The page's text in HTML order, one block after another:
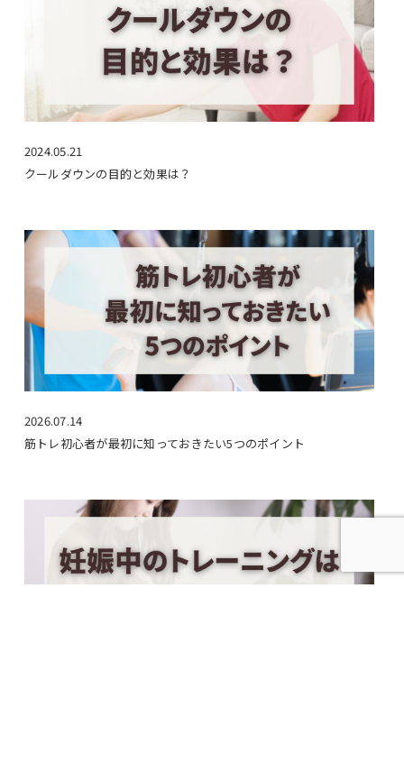
2024.05.21
クールダウンの目的と効果は？
2026.07.14
筋トレ初心者が最初に知っておきたい5つのポイント